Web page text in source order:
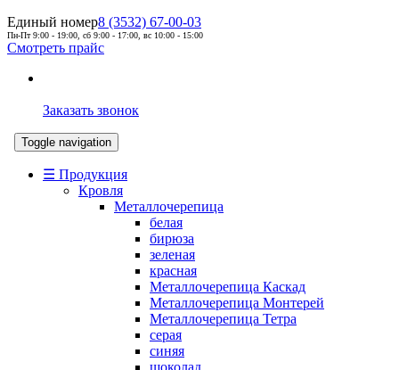
Единый номер8 (3532) 67-00-03
Пн-Пт 9:00 - 19:00, сб 9:00 - 17:00, вс 10:00 - 15:00
Смотреть прайс
Заказать звонок
Toggle navigation
☰ Продукция
Кровля
Металлочерепица
белая
бирюза
зеленая
красная
Металлочерепица Каскад
Металлочерепица Монтерей
Металлочерепица Тетра
серая
синяя
шоколад